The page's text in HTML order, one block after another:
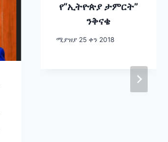
የ“ኢትዮጵያ ታምርት”
ንቅናቄ
ሚያዝያ 25 ቀን 2018